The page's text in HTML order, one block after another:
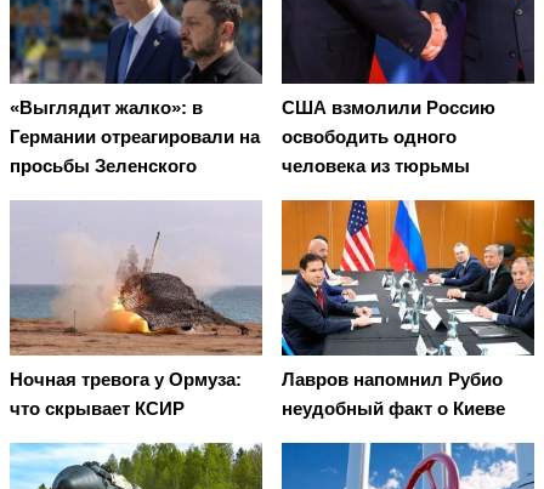
«Выглядит жалко»: в
Германии отреагировали на
просьбы Зеленского
США взмолили Россию
освободить одного
человека из тюрьмы
Ночная тревога у Ормуза:
что скрывает КСИР
Лавров напомнил Рубио
неудобный факт о Киеве